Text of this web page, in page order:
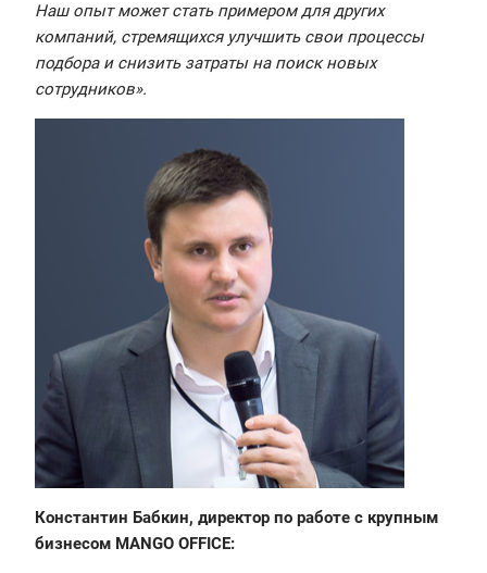
Наш опыт может стать примером для других
компаний, стремящихся улучшить свои процессы
подбора и снизить затраты на поиск новых
сотрудников».
Константин Бабкин, директор по работе с крупным
бизнесом MANGO OFFICE: